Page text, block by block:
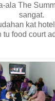
ala The
sangat.
kat
tu food court